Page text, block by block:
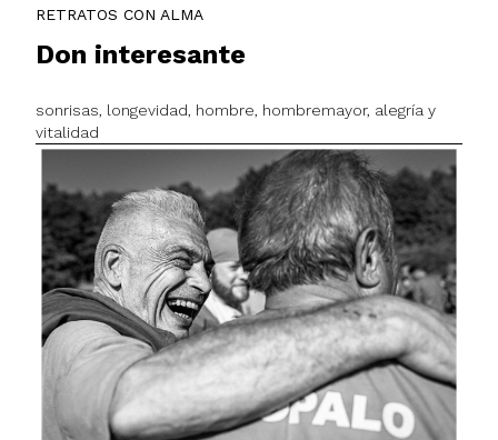
RETRATOS CON ALMA
Don interesante
sonrisas, longevidad, hombre, hombremayor, alegría y
vitalidad